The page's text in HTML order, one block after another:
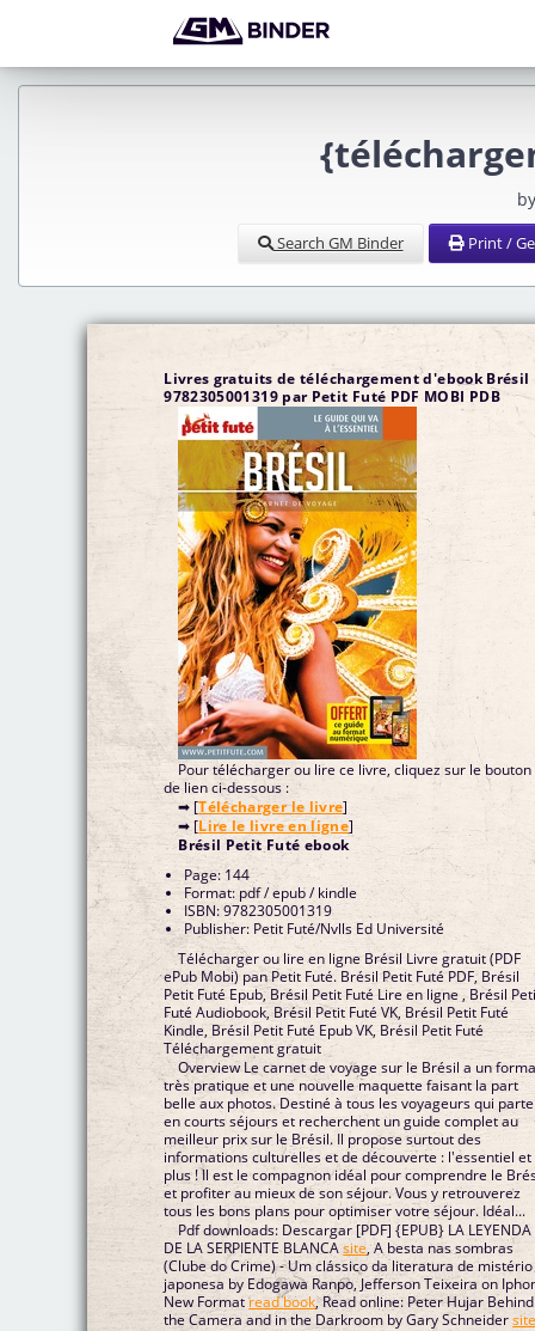
Search GM Binder Print /
Livres gratuits de téléchargement d'ebook Brésil
9782305001319 par Petit Futé PDF MOBI PDB
Pour télécharger ou lire ce livre, cliquez sur le bouton
de lien ci-dessous :
➡ [Télécharger le livre]
➡ [Lire le livre en ligne]
Brésil Petit Futé ebook
Page: 144
Format: pdf / epub / kindle
ISBN: 9782305001319
Publisher: Petit Futé/Nvlls Ed Université
Télécharger ou lire en ligne Brésil Livre gratuit (PDF
ePub Mobi) pan Petit Futé. Brésil Petit Futé PDF, Brésil
Petit Futé Epub, Brésil Petit Futé Lire en ligne , Brésil
Futé Audiobook, Brésil Petit Futé VK, Brésil Petit Futé
Kindle, Brésil Petit Futé Epub VK, Brésil Petit Futé
Téléchargement gratuit
Overview Le carnet de voyage sur le Brésil a un
très pratique et une nouvelle maquette faisant la part
belle aux photos. Destiné à tous les voyageurs qui
en courts séjours et recherchent un guide complet au
meilleur prix sur le Brésil. Il propose surtout des
informations culturelles et de découverte : l'essentiel et
plus ! Il est le compagnon idéal pour comprendre le
et profiter au mieux de son séjour. Vous y retrouverez
tous les bons plans pour optimiser votre séjour. Idéal...
Pdf downloads: Descargar [PDF] {EPUB} LA LEYENDA
DE LA SERPIENTE BLANCAsite, A besta nas sombras
(Clube do Crime) - Um clássico da literatura de mistério
japonesa by Edogawa Ranpo, Jefferson Teixeira on
New Formatread book, Read online: Peter Hujar Behind
the Camera and in the Darkroom by Gary Schneider